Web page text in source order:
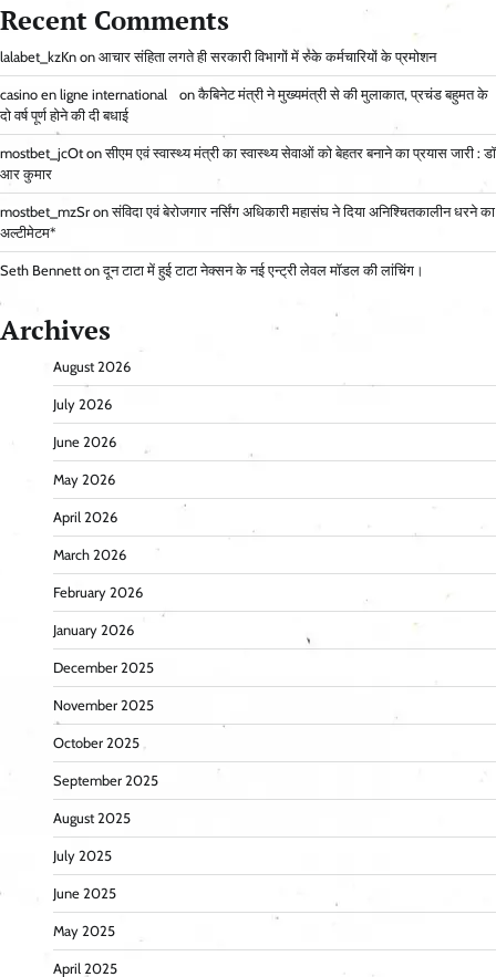
Recent Comments
lalabet_kzKn on आचार संहिता लगते ही सरकारी विभागों में रुके कर्मचारियों के प्रमोशन
casino en ligne international onकैबिनेट मंत्री ने मुख्यमंत्री से की मुलाकात, प्रचंड बहुमत के
दो वर्ष पूर्ण होने की दी बधाई
mostbet_jcOt onसीएम एवं स्वास्थ्य मंत्री का स्वास्थ्य सेवाओं को बेहतर बनाने का प्रयास जारी : डॉ
आर कुमार
mostbet_mzSr onसंविदा एवं बेरोजगार नर्सिंग अधिकारी महासंघ ने दिया अनिश्चितकालीन धरने का
अल्टीमेटम*
Seth Bennett onदून टाटा में हुई टाटा नेक्सन के नई एन्ट्री लेवल मॉडल की लांचिंग।
Archives
August 2026
July 2026
June 2026
May 2026
April 2026
March 2026
February 2026
January 2026
December 2025
November 2025
October 2025
September 2025
August 2025
July 2025
June 2025
May 2025
April 2025